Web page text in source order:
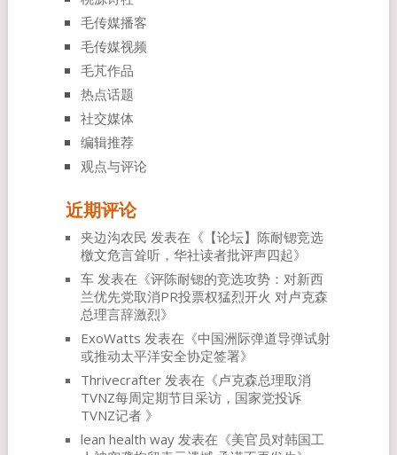
毛传媒播客
毛传媒视频
毛芃作品
热点话题
社交媒体
编辑推荐
观点与评论
近期评论
夹边沟农民 发表在《 【论坛】陈耐锶竞选
檄文危言耸听，华社读者批评声四起》
车发表在《评陈耐锶的竞选攻势：对新西
兰优先党取消PR投票权猛烈开火 对卢克森
总理言辞激烈》
ExoWatts 发表在《中国洲际弹道导弹试射
或推动太平洋安全协定签署》
Thrivecrafter发表在《卢克森总理取消
TVNZ每周定期节目采访，国家党投诉
TVNZ记者 》
lean health way发表在《美官员对韩国工